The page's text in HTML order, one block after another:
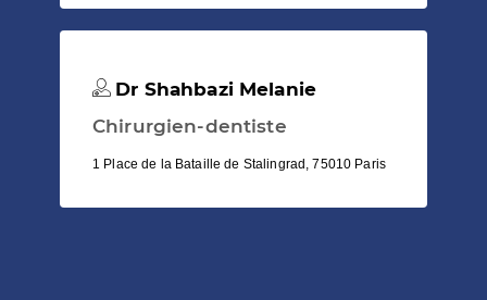
Dr Shahbazi Melanie
Chirurgien-dentiste
1 Place de la Bataille de Stalingrad, 75010 Paris